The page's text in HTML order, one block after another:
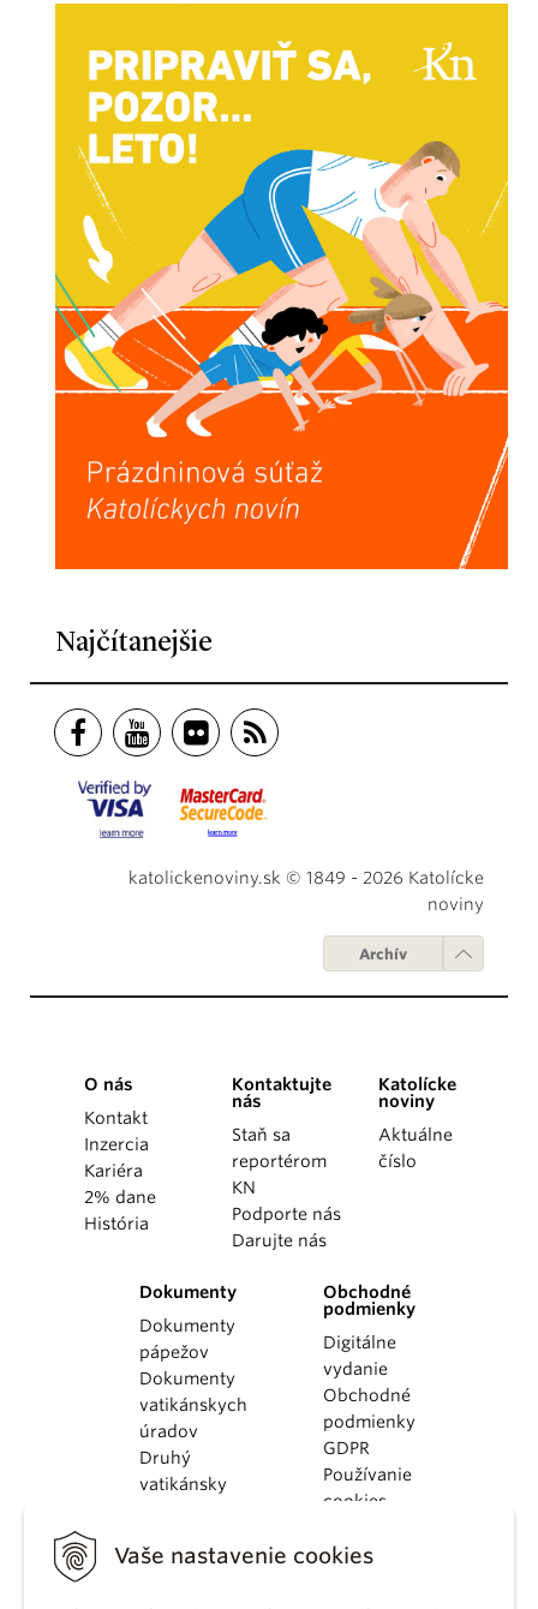
Vaše nastavenie cookies
Najčítanejšie
katolickenoviny.sk © 1849 - 2026 Katolícke
noviny
Archív
O nás
Kontakt
Inzercia
Kariéra
2% dane
História
Kontaktujte
nás
Staň sa
reportérom
KN
Podporte nás
Darujte nás
Katolícke
noviny
Aktuálne
číslo
Dokumenty
Dokumenty
pápežov
Dokumenty
vatikánskych
úradov
Druhý
vatikánsky
KBS
Obchodné
podmienky
Digitálne
vydanie
Obchodné
podmienky
GDPR
Používanie
cookies